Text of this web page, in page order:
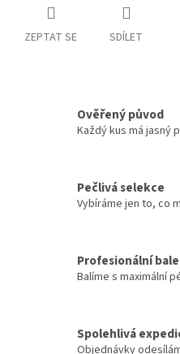
ZEPTAT SE SDÍLET
Ověřený původ
Každý kus má jasný
Pečlivá selekce
Vybíráme jen to, co
Profesionální
Balíme s maximální
Spolehlivá
Objednávky